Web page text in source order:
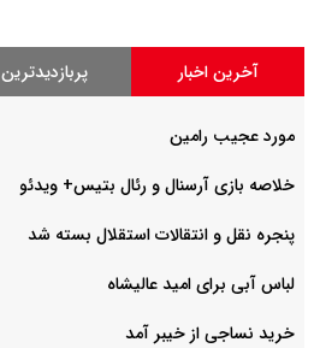
آخرین اخبار پربازدیدترین
مورد عجیب رامین
خلاصه بازی آرسنال و رئال بتیس+ ویدئو
پنجره نقل و انتقالات استقلال بسته شد
لباس آبی برای امید عالیشاه
خرید نساجی از خیبر آمد